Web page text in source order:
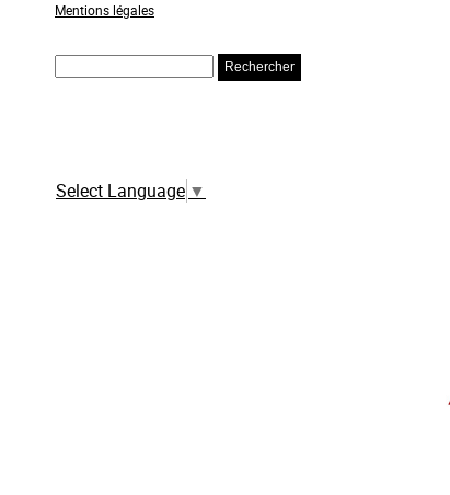
Mentions légales
Select Language ▼